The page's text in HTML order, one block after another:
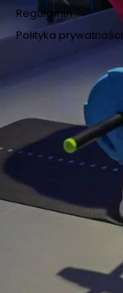
Regulamin
Polityka prywatności